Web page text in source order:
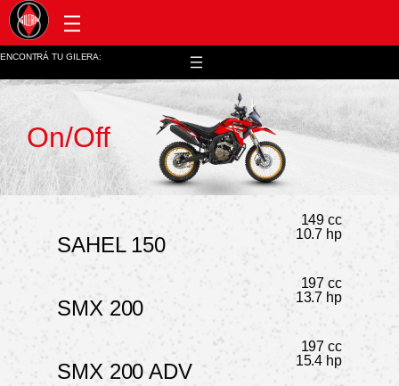
ENCONTRÁ TU GILERA:
On/Off
SAHEL 150
149 cc
10.7 hp
SMX 200
197 cc
13.7 hp
SMX 200 ADV
197 cc
15.4 hp